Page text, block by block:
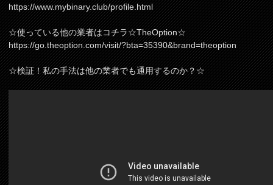
https://www.mybinary.club/profile.html
☆使っている他の業者はコチラ☆TheOption☆
https://go.theoption.com/visit/?bta=35390&brand=theoption
☆検証！私の手法は他の業者でも通用するのか？☆